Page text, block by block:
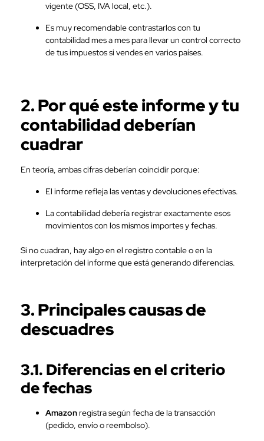
vigente (OSS, IVA local, etc.).
Es muy recomendable contrastarlos con tu
contabilidad mes a mes para llevar un control correcto
de tus impuestos si vendes en varios países.
2. Por qué este informe y tu
contabilidad deberían
cuadrar
En teoría, ambas cifras deberían coincidir porque:
El informe refleja las ventas y devoluciones efectivas.
La contabilidad debería registrar exactamente esos
movimientos con los mismos importes y fechas.
Si no cuadran, hay algo en el registro contable o en la
interpretación del informe que está generando diferencias.
3. Principales causas de
descuadres
3.1. Diferencias en el criterio
de fechas
Amazonregistra según fecha de la transacción
(pedido, envío o reembolso).